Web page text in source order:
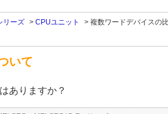
リーズ > CPUユニット > 複数ワードデバイスの
いて
ありますか？